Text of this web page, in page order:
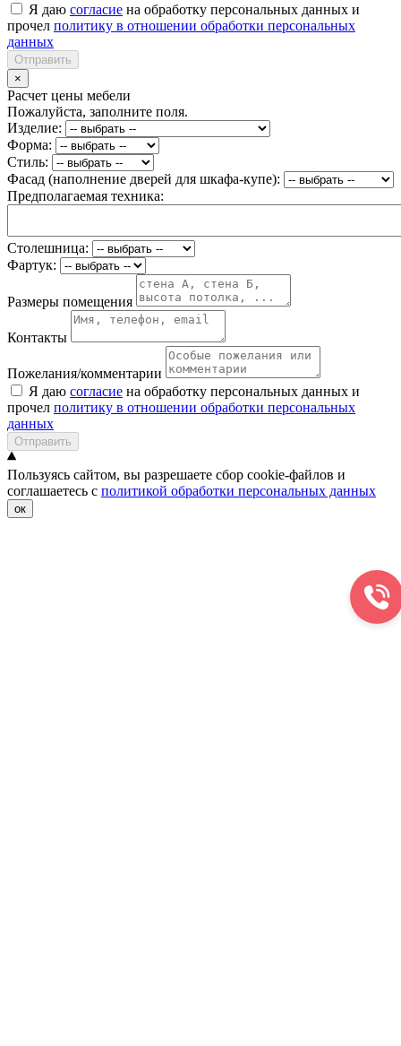
Я даю согласие на обработку персональных данных и
прочел политику в отношении обработки персональных
данных
Отправить
×
Расчет цены мебели
Пожалуйста, заполните поля.
Изделие:
Форма:
Стиль:
Фасад (наполнение дверей для шкафа-купе):
Предполагаемая техника:
Столешница:
Фартук:
Размеры помещения
Контакты
Пожелания/комментарии
Я даю согласие на обработку персональных данных и
прочел политику в отношении обработки персональных
данных
Отправить
Пользуясь сайтом, вы разрешаете сбор cookie-файлов и
соглашаетесь с политикой обработки персональных данных
ок